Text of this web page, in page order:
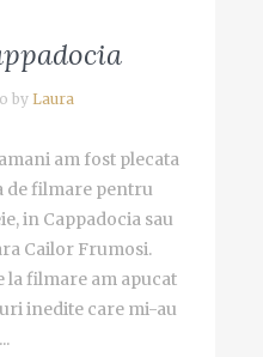
by Laura
am fost plecata
de filmare pentru
in Cappadocia sau
Cailor Frumosi.
filmare am apucat
inedite care mi-au